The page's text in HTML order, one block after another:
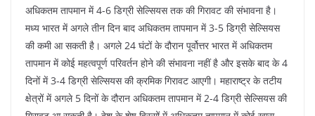
अधिकतम तापमान में 4-6 डिग्री सेल्सियस तक की गिरावट की संभावना है।
मध्य भारत में अगले तीन दिन बाद अधिकतम तापमान में 3-5 डिग्री सेल्सियस
की कमी आ सकती है। अगले 24 घंटों के दौरान पूर्वोत्तर भारत में अधिकतम
तापमान में कोई महत्वपूर्ण परिवर्तन होने की संभावना नहीं है और इसके बाद के 4
दिनों में 3-4 डिग्री सेल्सियस की क्रमिक गिरावट आएगी। महाराष्ट्र के तटीय
क्षेत्रों में अगले 5 दिनों के दौरान अधिकतम तापमान में 2-4 डिग्री सेल्सियस की